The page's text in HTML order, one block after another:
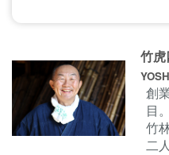
コメントする前にサ
ます。
名前
竹虎
創
目
竹
二